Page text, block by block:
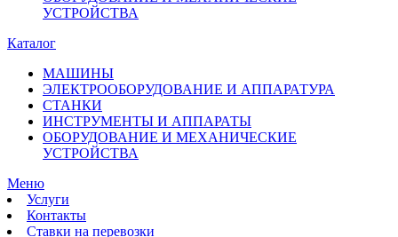
УСТРОЙСТВА
Каталог
МАШИНЫ
ЭЛЕКТРООБОРУДОВАНИЕ И АППАРАТУРА
СТАНКИ
ИНСТРУМЕНТЫ И АППАРАТЫ
ОБОРУДОВАНИЕ И МЕХАНИЧЕСКИЕ
УСТРОЙСТВА
Меню
Услуги
Контакты
Ставки на перевозки